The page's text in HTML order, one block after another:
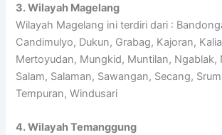
3. Wilayah Magelang
Wilayah Magelang ini terdiri dari :
Candimulyo, Dukun, Grabag, Kajoran,
Mertoyudan, Mungkid, Muntilan, Ngablak,
Salam, Salaman, Sawangan, Secang,
Tempuran, Windusari
4. Wilayah Temanggung